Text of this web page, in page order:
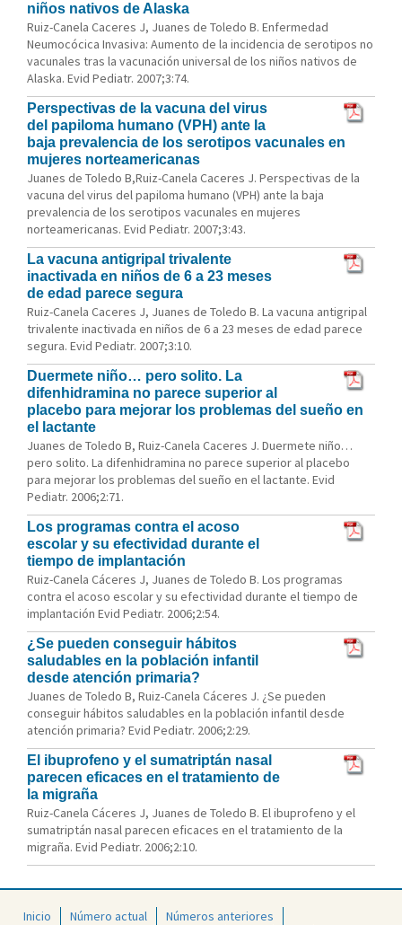
niños nativos de Alaska
Ruiz-Canela Caceres J, Juanes de Toledo B. Enfermedad
Neumocócica Invasiva: Aumento de la incidencia de serotipos no
vacunales tras la vacunación universal de los niños nativos de
Alaska. Evid Pediatr. 2007;3:74.
Perspectivas de la vacuna del virus
del papiloma humano (VPH) ante la
baja prevalencia de los serotipos vacunales en
mujeres norteamericanas
Juanes de Toledo B,Ruiz-Canela Caceres J. Perspectivas de la
vacuna del virus del papiloma humano (VPH) ante la baja
prevalencia de los serotipos vacunales en mujeres
norteamericanas. Evid Pediatr. 2007;3:43.
La vacuna antigripal trivalente
inactivada en niños de 6 a 23 meses
de edad parece segura
Ruiz-Canela Caceres J, Juanes de Toledo B. La vacuna antigripal
trivalente inactivada en niños de 6 a 23 meses de edad parece
segura. Evid Pediatr. 2007;3:10.
Duermete niño… pero solito. La
difenhidramina no parece superior al
placebo para mejorar los problemas del sueño en
el lactante
Juanes de Toledo B, Ruiz-Canela Caceres J. Duermete niño…
pero solito. La difenhidramina no parece superior al placebo
para mejorar los problemas del sueño en el lactante. Evid
Pediatr. 2006;2:71.
Los programas contra el acoso
escolar y su efectividad durante el
tiempo de implantación
Ruiz-Canela Cáceres J, Juanes de Toledo B. Los programas
contra el acoso escolar y su efectividad durante el tiempo de
implantación Evid Pediatr. 2006;2:54.
¿Se pueden conseguir hábitos
saludables en la población infantil
desde atención primaria?
Juanes de Toledo B, Ruiz-Canela Cáceres J. ¿Se pueden
conseguir hábitos saludables en la población infantil desde
atención primaria? Evid Pediatr. 2006;2:29.
El ibuprofeno y el sumatriptán nasal
parecen eficaces en el tratamiento de
la migraña
Ruiz-Canela Cáceres J, Juanes de Toledo B. El ibuprofeno y el
sumatriptán nasal parecen eficaces en el tratamiento de la
migraña. Evid Pediatr. 2006;2:10.
Inicio Número actual
Números anteriores